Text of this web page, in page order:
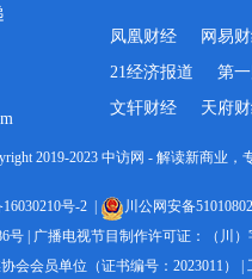
凤凰财经 网易
21经济报道
第
文轩财经
天府
2019-2023 中访网 - 解读新商业
号-2 川公网安备
号
广播电视节目制作许可证：（川）
会会员单位（证书编号：2023011）